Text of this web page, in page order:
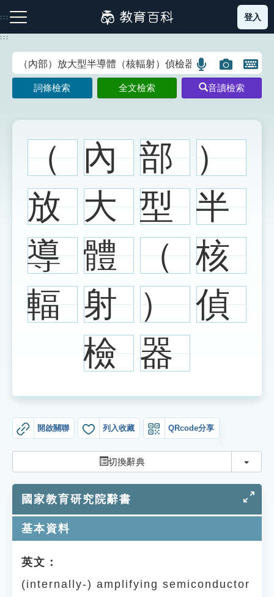
到
主
:::
注音索引圖示 筆畫索引圖示 部首索引表圖示
網站導覽
生字詞彙表
成語故事
知識索引
生命大百科索引
教學應用
貓頭鷹博士
登入
:::
語
言
搜
示
圖
片
搜
示
開
鍵
圖
詞條檢索 全文檢索 音讀檢索
（ 內 部 ）
放 大 型 半
導 體 （ 核
輻 射 ） 偵
檢 器
開啟關聯 列入收藏 QRcode分享
切換辭典 切換
國家教育研究院辭書
基本資料
英文：
(internally-) amplifying semiconductor